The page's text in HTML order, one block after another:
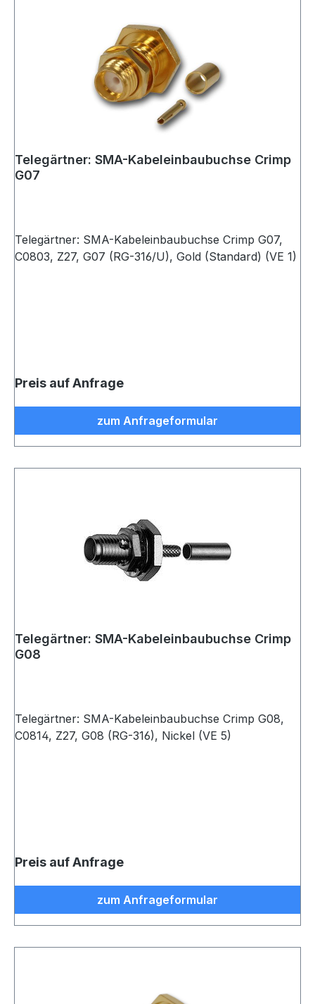
Telegärtner: SMA-Kabeleinbaubuchse Crimp
G07
Telegärtner: SMA-Kabeleinbaubuchse Crimp G07,
C0803, Z27, G07 (RG-316/U), Gold (Standard) (VE 1)
Preis auf Anfrage
zum Anfrageformular
Telegärtner: SMA-Kabeleinbaubuchse Crimp
G08
Telegärtner: SMA-Kabeleinbaubuchse Crimp G08,
C0814, Z27, G08 (RG-316), Nickel (VE 5)
Preis auf Anfrage
zum Anfrageformular